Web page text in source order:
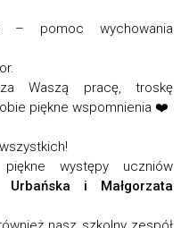
– pomoc wychowania
Waszą pracę, troskę
piękne wspomnienia ❤️
występy uczniów
i Małgorzata